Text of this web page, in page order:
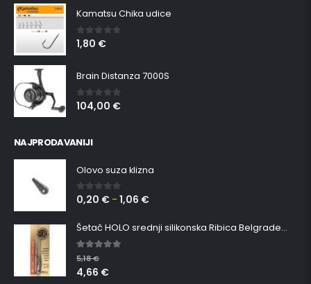
Kamatsu Chika udice
0 out of 5
1,80 €
Brain Distanza 7000S
0out of 5
104,00 €
NAJPRODAVANIJI
Olovo suza klizna
0 out of 5
0,20 € –1,06 €
Šetač HOLO srednji silikonska Ribica Belgrade Walker
5.00
5,18€
4,66 €